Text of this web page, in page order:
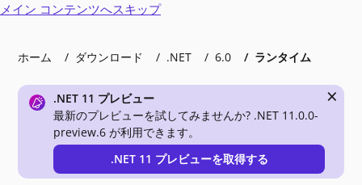
メイン コンテンツへスキップ
ホーム ダウンロード .NET 6.0 ランタイム
.NET 11 プレビュー
最新のプレビューを試してみませんか? .NET 11.0.0-
preview.6 が利用できます。
.NET 11 プレビューを取得する
×